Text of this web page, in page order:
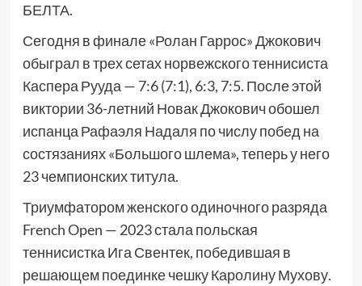
БЕЛТА.
Сегодня в финале «Ролан Гаррос» Джокович
обыграл в трех сетах норвежского теннисиста
Каспера Рууда — 7:6 (7:1), 6:3, 7:5. После этой
виктории 36-летний Новак Джокович обошел
испанца Рафаэля Надаля по числу побед на
состязаниях «Большого шлема», теперь у него
23 чемпионских титула.
Триумфатором женского одиночного разряда
French Open — 2023 стала польская
теннисистка Ига Свентек, победившая в
решающем поединке чешку Каролину Мухову.